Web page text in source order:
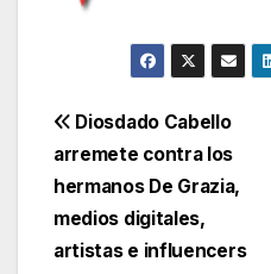
Navegación
de
entradas
Diosdado Cabello
arremete contra los
hermanos De Grazia,
medios digitales,
artistas e influencers